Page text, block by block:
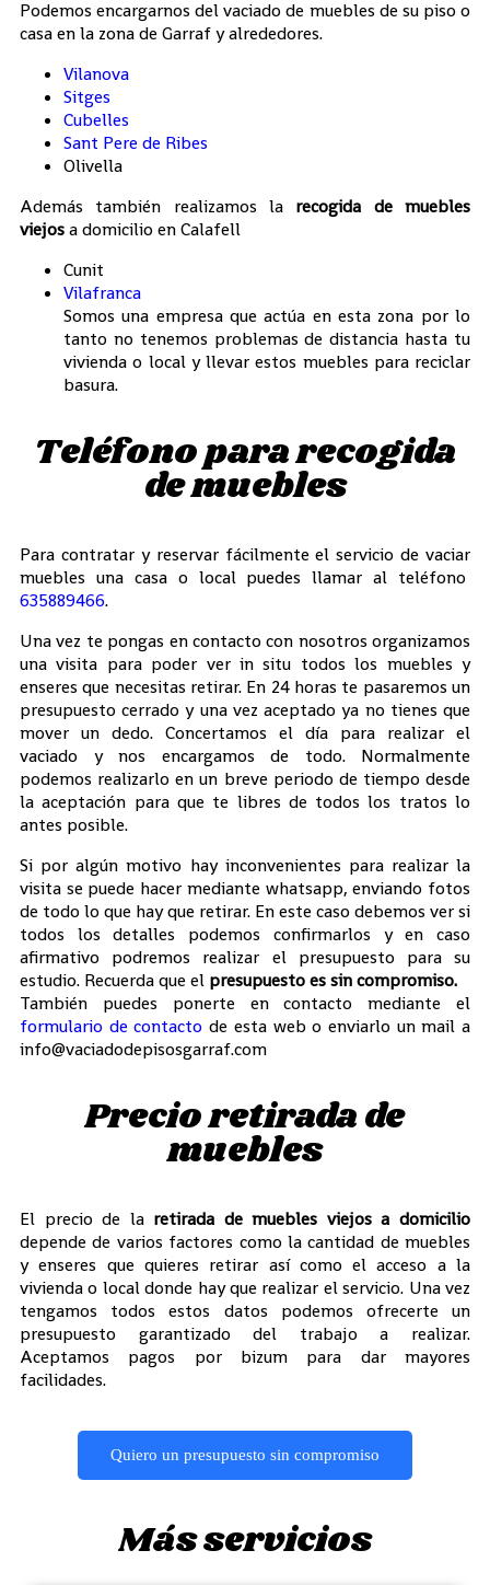
Podemos encargarnos del vaciado de muebles de su piso o
casa en la zona de Garraf y alrededores.
Vilanova
Sitges
Cubelles
Sant Pere de Ribes
Olivella
Además también realizamos la recogida de muebles
viejosa domicilio en Calafell
Cunit
Vilafranca
Somos una empresa que actúa en esta zona por lo
tanto no tenemos problemas de distancia hasta tu
vivienda o local y llevar estos muebles para reciclar
basura.
Teléfono para recogida
de muebles
Para contratar y reservar fácilmente el servicio de vaciar
muebles una casa o local puedes llamar al teléfono
635889466.
Una vez te pongas en contacto con nosotros organizamos
una visita para poder ver in situ todos los muebles y
enseres que necesitas retirar. En 24 horas te pasaremos un
presupuesto cerrado y una vez aceptado ya no tienes que
mover un dedo. Concertamos el día para realizar el
vaciado y nos encargamos de todo. Normalmente
podemos realizarlo en un breve periodo de tiempo desde
la aceptación para que te libres de todos los tratos lo
antes posible.
Si por algún motivo hay inconvenientes para realizar la
visita se puede hacer mediante whatsapp, enviando fotos
de todo lo que hay que retirar. En este caso debemos ver si
todos los detalles podemos confirmarlos y en caso
afirmativo podremos realizar el presupuesto para su
estudio. Recuerda que el presupuesto es sin compromiso.
También puedes ponerte en contacto mediante el
formulario de contacto de esta web o enviarlo un mail a
info@vaciadodepisosgarraf.com
Precio retirada de
muebles
El precio de la retirada de muebles viejos a domicilio
depende de varios factores como la cantidad de muebles
y enseres que quieres retirar así como el acceso a la
vivienda o local donde hay que realizar el servicio. Una vez
tengamos todos estos datos podemos ofrecerte un
presupuesto garantizado del trabajo a realizar.
Aceptamos pagos por bizum para dar mayores
facilidades.
Quiero un presupuesto sin compromiso
Más servicios